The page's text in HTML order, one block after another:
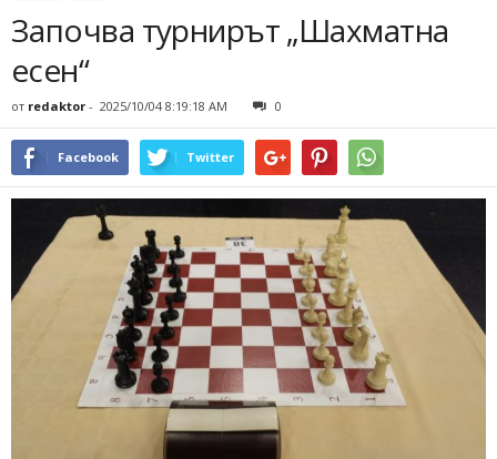
Започва турнирът „Шахматна
есен“
от redaktor - 2025/10/04 8:19:18 AM 0
Facebook Twitter